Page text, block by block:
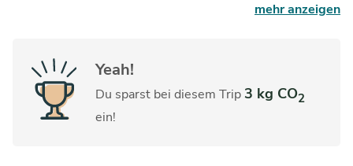
Nach einem leckeren Abendessen geht es zurück nach
mehr anzeigen
Yeah!
Du sparst bei diesem Trip3 kg CO2
ein!